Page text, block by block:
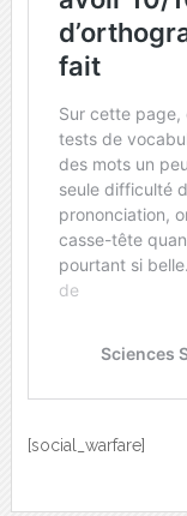
[social_warfare]